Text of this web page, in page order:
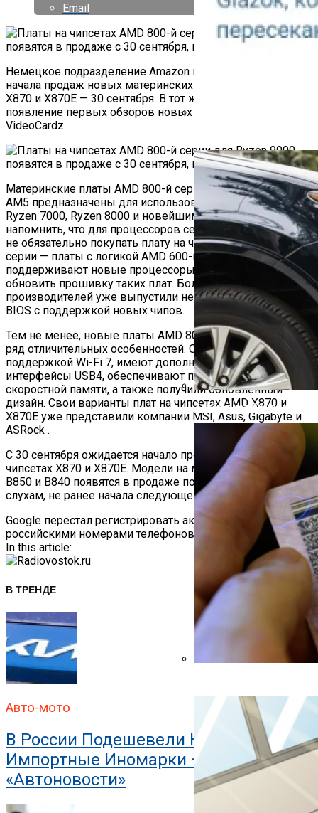
Автоюрист Объяснил,
Email
Немецкое подразделение Amazon подтвердило дату
начала продаж новых материнских плат на чипсетах AMD
X870 и X870E — 30 сентября. В тот же день ожидается
появление первых обзоров новых плат, пишет
VideoCardz.
Материнские платы AMD 800-й серии с разъёмом Socket
AM5 предназначены для использования с процессорами
Ryzen 7000, Ryzen 8000 и новейшими Ryzen 9000. Важно
напомнить, что для процессоров серии Ryzen 9000 вовсе
не обязательно покупать плату на чипсете AMD 800-й
серии — платы с логикой AMD 600-й серии полностью
поддерживают новые процессоры. Необходимо лишь
обновить прошивку таких плат. Большинство
производителей уже выпустили необходимые версии
BIOS с поддержкой новых чипов.
Тем не менее, новые платы AMD 800-й серии предложат
ряд отличительных особенностей. Они обладают
поддержкой Wi-Fi 7, имеют дополнительные
интерфейсы USB4, обеспечивают поддержку более
скоростной памяти, а также получили обновлённый
дизайн. Свои варианты плат на чипсетах AMD X870 и
X870E уже представили компании MSI, Asus, Gigabyte и
ASRock .
С 30 сентября ожидается начало продаж только плат на
чипсетах X870 и X870E. Модели на младших чипсетах
B850 и B840 появятся в продаже позже — согласно
слухам, не ранее начала следующего года.
Навигация
По
Google перестал регистрировать аккаунты с
российскими номерами телефонов
In this article:
В ТРЕНДЕ
Авто-мото
В России Подешевели Некоторые
Импортные Иномарки —
«Автоновости»